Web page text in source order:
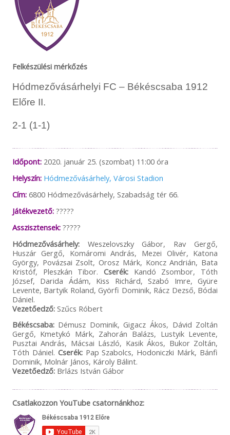
Felkészülési mérkőzés
Hódmezővásárhelyi FC – Békéscsaba 1912
Előre II.
2-1 (1-1)
Időpont:2020. január 25. (szombat) 11:00 óra
Helyszín: Hódmezővásárhely, Városi Stadion
Cím:6800 Hódmezővásárhely, Szabadság tér 66.
Játékvezető:?????
Asszisztensek:?????
Hódmezővásárhely:Weszelovszky Gábor, Rav Gergő,
Huszár Gergő, Komáromi András, Mezei Olivér, Katona
György, Povázsai Zsolt, Orosz Márk, Koncz Andrián, Bata
Kristóf, Pleszkán Tibor. Cserék: Kandó Zsombor, Tóth
József, Darida Ádám, Kiss Richárd, Szabó Imre, Gyüre
Levente, Bartyik Roland, Györfi Dominik, Rácz Dezső, Bódai
Dániel.
Vezetőedző:Szűcs Róbert
Békéscsaba:Démusz Dominik, Gigacz Ákos, Dávid Zoltán
Gergő, Kmetykó Márk, Zahorán Balázs, Lustyik Levente,
Pusztai András, Mácsai László, Kasik Ákos, Bukor Zoltán,
Tóth Dániel. Cserék:Pap Szabolcs, Hodoniczki Márk, Bánfi
Dominik, Molnár János, Károly Bálint.
Vezetőedző:Brlázs István Gábor
Csatlakozzon YouTube csatornánkhoz: